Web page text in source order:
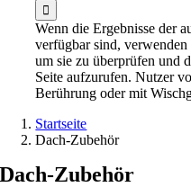
Wenn die Ergebnisse der
verfügbar sind,
um sie zu überprüfen und
Seite aufzurufen. Nutzer
Berührung oder mit
Startseite
Dach-Zubehör
Dach-Zubehör